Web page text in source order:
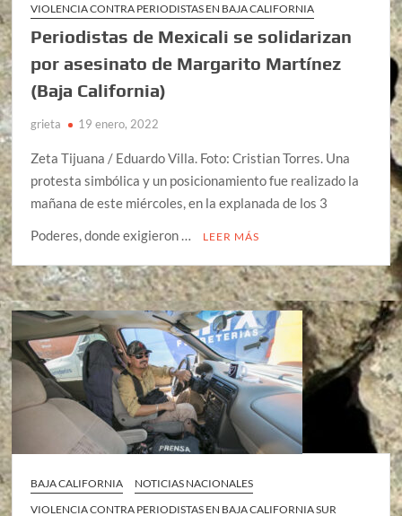
VIOLENCIA CONTRA PERIODISTAS EN BAJA CALIFORNIA
Periodistas de Mexicali se solidarizan
por asesinato de Margarito Martínez
(Baja California)
grieta 19 enero, 2022
Zeta Tijuana / Eduardo Villa. Foto: Cristian Torres. Una
protesta simbólica y un posicionamiento fue realizado la
mañana de este miércoles, en la explanada de los 3
Poderes, donde exigieron …
LEER MÁS
BAJA CALIFORNIA
NOTICIAS NACIONALES
VIOLENCIA CONTRA PERIODISTAS EN BAJA CALIFORNIA SUR